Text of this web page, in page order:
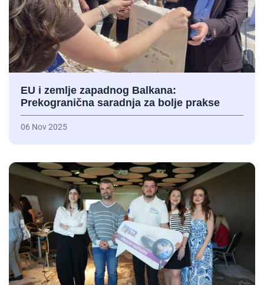
EU i zemlje zapadnog Balkana:
Prekogranična saradnja za bolje prakse
06 Nov 2025